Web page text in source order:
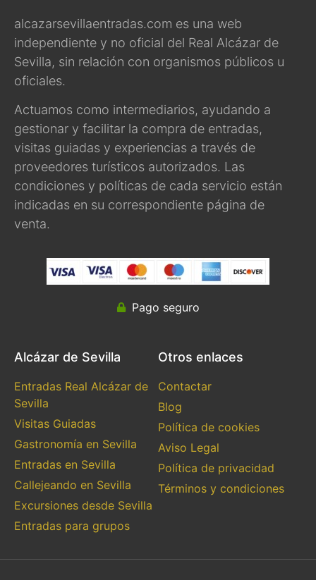
alcazarsevillaentradas.com es una web
independiente y no oficial del Real Alcázar de
Sevilla, sin relación con organismos públicos u
oficiales.
Actuamos como intermediarios, ayudando a
gestionar y facilitar la compra de entradas,
visitas guiadas y experiencias a través de
proveedores turísticos autorizados. Las
condiciones y políticas de cada servicio están
indicadas en su correspondiente página de
venta.
Pago seguro
Alcázar de Sevilla
Entradas Real Alcázar de
Sevilla
Visitas Guiadas
Gastronomía en Sevilla
Entradas en Sevilla
Callejeando en Sevilla
Excursiones desde Sevilla
Entradas para grupos
Otros enlaces
Contactar
Blog
Política de cookies
Aviso Legal
Política de privacidad
Términos y condiciones